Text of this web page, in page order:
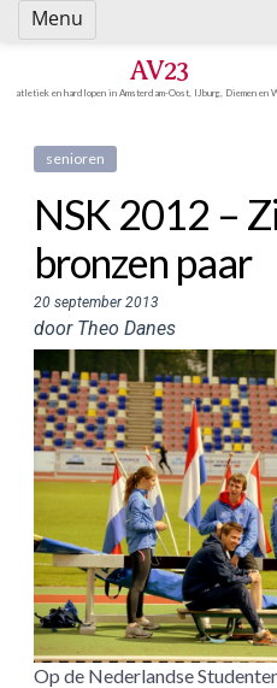
Spring
naar
AV23
atletiek en hardlopen in Amsterdam-Oost, IJburg, Diemen en
senioren
NSK 2012 –
bronzen paar
20 september 2013
door Theo Danes
Op de Nederlandse
Menu